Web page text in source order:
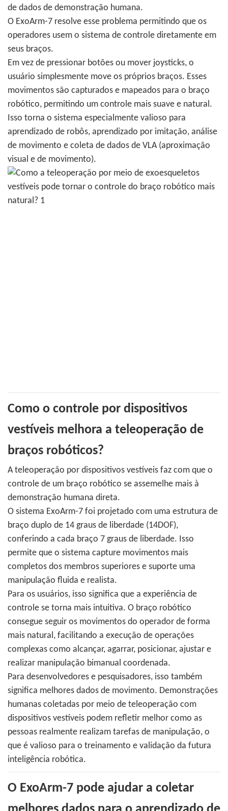
de dados de demonstração humana.
O ExoArm-7 resolve esse problema permitindo que os
operadores usem o sistema de controle diretamente em
seus braços.
Em vez de pressionar botões ou mover joysticks, o
usuário simplesmente move os próprios braços. Esses
movimentos são capturados e mapeados para o braço
robótico, permitindo um controle mais suave e natural.
Isso torna o sistema especialmente valioso para
aprendizado de robôs, aprendizado por imitação, análise
de movimento e coleta de dados de VLA (aproximação
visual e de movimento).
Como o controle por dispositivos
vestíveis melhora a teleoperação de
braços robóticos?
A teleoperação por dispositivos vestíveis faz com que o
controle de um braço robótico se assemelhe mais à
demonstração humana direta.
O sistema ExoArm-7 foi projetado com uma estrutura de
braço duplo de 14 graus de liberdade (14DOF),
conferindo a cada braço 7 graus de liberdade. Isso
permite que o sistema capture movimentos mais
completos dos membros superiores e suporte uma
manipulação fluida e realista.
Para os usuários, isso significa que a experiência de
controle se torna mais intuitiva. O braço robótico
consegue seguir os movimentos do operador de forma
mais natural, facilitando a execução de operações
complexas como alcançar, agarrar, posicionar, ajustar e
realizar manipulação bimanual coordenada.
Para desenvolvedores e pesquisadores, isso também
significa melhores dados de movimento. Demonstrações
humanas coletadas por meio de teleoperação com
dispositivos vestíveis podem refletir melhor como as
pessoas realmente realizam tarefas de manipulação, o
que é valioso para o treinamento e validação da futura
inteligência robótica.
O ExoArm-7 pode ajudar a coletar